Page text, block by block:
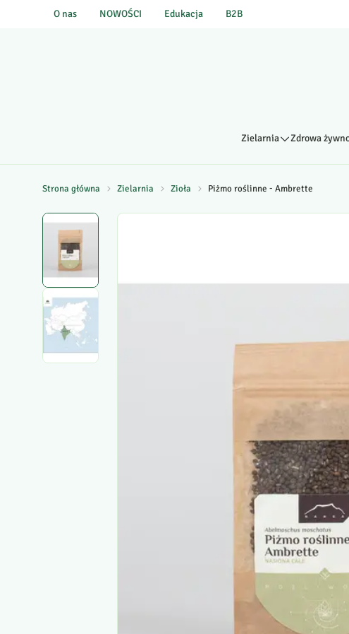
O nas NOWOŚCI Edukacja B2B
Zielarnia Zdrowa
Strona główna Zielarnia Zioła Piżmo roślinne - Ambrette